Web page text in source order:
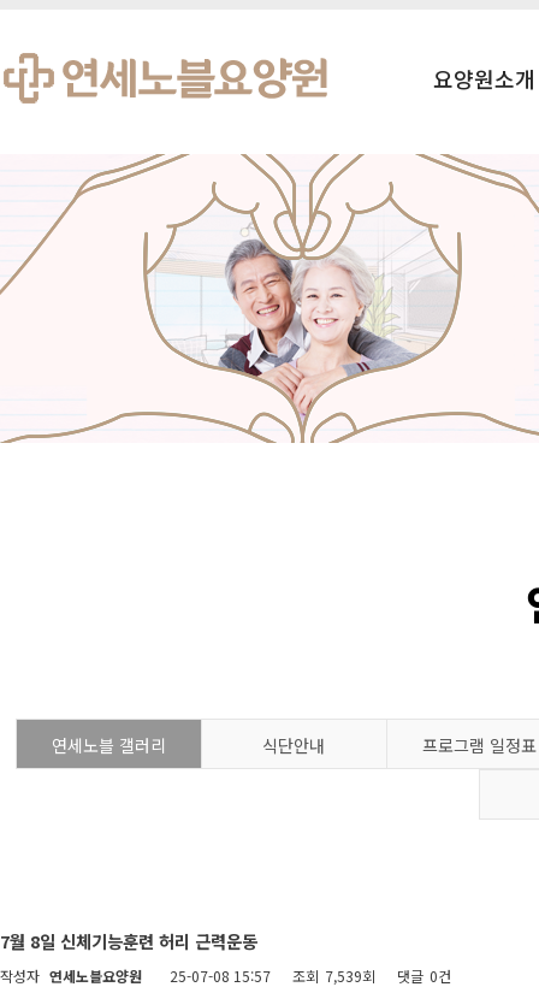
요양원소개
연세노블 갤러리 식단안내 프로그램 일정표
7월 8일 신체기능훈련 허리 근력운동
작성자 연세노블요양원 25-07-08 15:57 조회 7,539회 댓글 0건